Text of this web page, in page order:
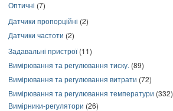
Оптичні (7)
Датчики пропорційні (2)
Датчики частоти (2)
Задавальні пристрої(11)
Вимірювання та регулювання тиску. (89)
Вимірювання та регулювання витрати (72)
Вимірювання та регулювання температури (332)
Вимірники-регулятори (26)